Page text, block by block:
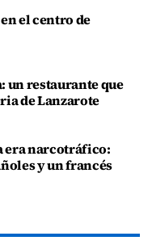
el centro de
un restaurante que
de Lanzarote
era narcotráfico:
y un francés